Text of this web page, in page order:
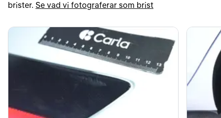
brister. Se vad vi fotograferar som brist